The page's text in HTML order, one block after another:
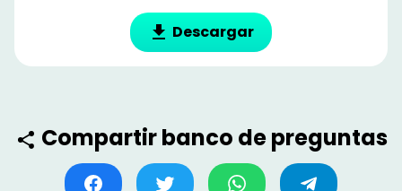
Descargar
Compartir banco de preguntas